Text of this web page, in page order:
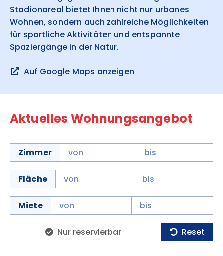
Stadionareal bietet Ihnen nicht nur urbanes
Wohnen, sondern auch zahlreiche Möglichkeiten
für sportliche Aktivitäten und entspannte
Spaziergänge in der Natur.
Auf Google Maps anzeigen
Aktuelles Wohnungsangebot
Zimmer
Fläche
Miete
Nur reservierbar Reset